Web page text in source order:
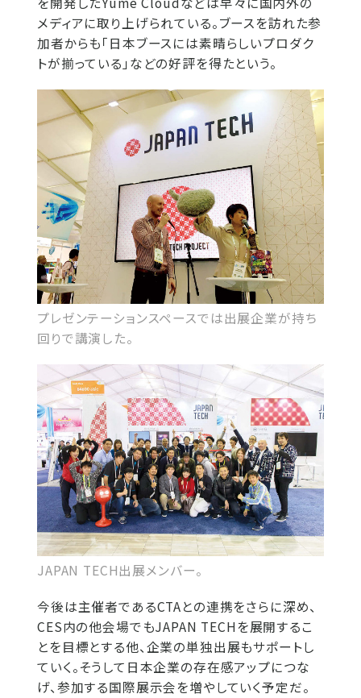
メディアに取り上げられている。ブースを訪れた参
加者からも「日本ブースには素晴らしいプロダク
トが揃っている」などの好評を得たという。
プレゼンテーションスペースでは出展企業が持ち
回りで講演した。
JAPAN TECH出展メンバー。
今後は主催者であるCTAとの連携をさらに深め、
CES内の他会場でもJAPAN TECHを展開するこ
とを目標とする他、企業の単独出展もサポートし
ていく。そうして日本企業の存在感アップにつな
げ、参加する国際展示会を増やしていく予定だ。